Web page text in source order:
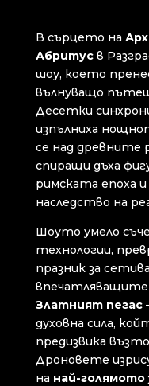
В сърцето на
Абритусв
шоу, което
вълнуващо
Десетки
изпълниха
се над древните
спиращи дъха
римската епоха
наследство на
Шоуто умело
технологии,
празник за
впечатляващите
Златният пегас
духовна сила,
предизвика
Дроновете
на най-